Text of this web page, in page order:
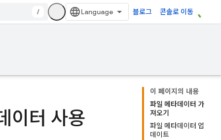
/ 블로그 콘솔로 이동
이 페이지의 내용
파일 메타데이터 가
져오기
파일 메타데이터 업
데이트
이터 사용